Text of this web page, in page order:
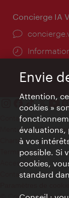
Concierge IA
Ort:
Contact
Mentions obligatoires
Charte sur le
Terms of Use
Accessibilité
Contact presse
© Copyright
Envie
Attention,
cookies »
évaluations,
à vos
possible. Si
cookies,
standard